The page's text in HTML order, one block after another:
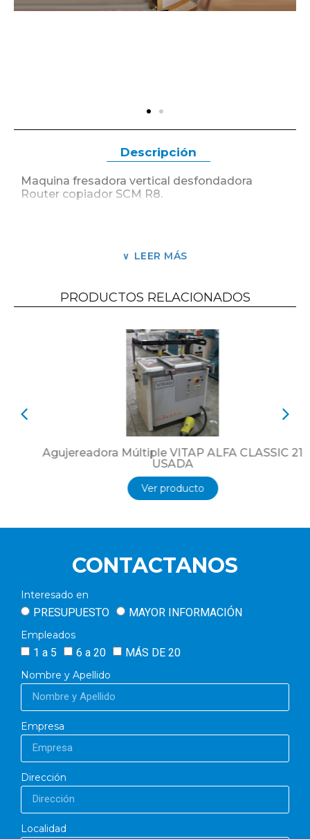
Descripción
Maquina fresadora vertical desfondadora
Router copiador SCM R8.
Industria Italiana.
Exhibición en Olivos Buenos Aires Argentina
LEER MÁS
PRODUCTOS RELACIONADOS
Agujereadora Múltiple VITAP ALFA CLASSIC 21
USADA
Ver producto
CONTACTANOS
Interesado en
PRESUPUESTO MAYOR INFORMACIÓN
Empleados
1 a 5 6 a 20 MÁS DE 20
Nombre y Apellido
Empresa
Dirección
Localidad